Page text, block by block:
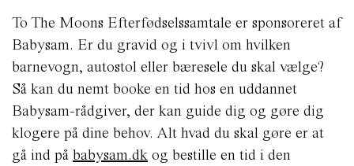
To The Moons Efterfødselssamtale er sponsoreret af
Babysam. Er du gravid og i tvivl om hvilken
barnevogn, autostol eller bæresele du skal vælge?
Så kan du nemt booke en tid hos en uddannet
Babysam-rådgiver, der kan guide dig og gøre dig
klogere på dine behov. Alt hvad du skal gøre er at
gå ind på babysam.dk og bestille en tid i den